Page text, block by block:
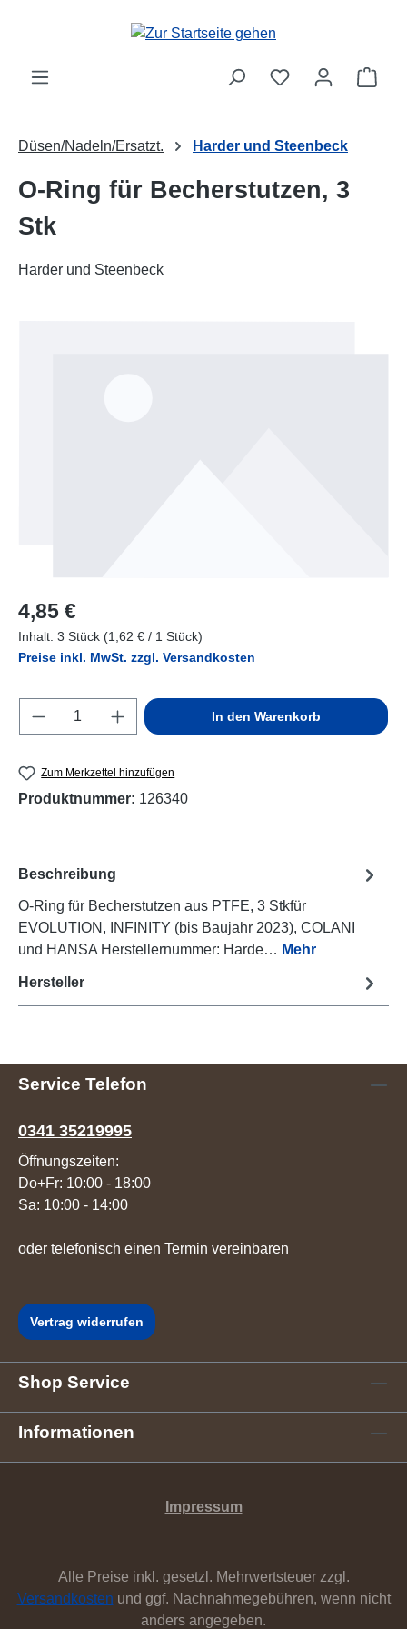
Zum Hauptinhalt springen
Düsen/Nadeln/Ersatzt. Harder und Steenbeck
O-Ring für Becherstutzen, 3
Stk
Harder und Steenbeck
Regulärer Preis:
4,85 €
Inhalt: 3 Stück (1,62 € / 1 Stück)
Preise inkl. MwSt. zzgl. Versandkosten
Produkt Anzahl: Gib den gewünschten
In den Warenkorb
Zum Merkzettel hinzufügen
Produktnummer: 126340
Beschreibung
O-Ring für Becherstutzen aus PTFE, 3 Stkfür
EVOLUTION, INFINITY (bis Baujahr 2023), COLANI
und HANSA Herstellernummer: Harde… Mehr
Hersteller
Service Telefon
0341 35219995
Öffnungszeiten:
Do+Fr: 10:00 - 18:00
Sa: 10:00 - 14:00
oder telefonisch einen Termin vereinbaren
Vertrag widerrufen
Shop Service
Informationen
Impressum
Alle Preise inkl. gesetzl. Mehrwertsteuer zzgl.
Versandkosten und ggf. Nachnahmegebühren, wenn nicht
anders angegeben.